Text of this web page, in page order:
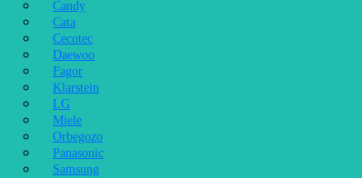
Candy
Cata
Cecotec
Daewoo
Fagor
Klarstein
LG
Miele
Orbegozo
Panasonic
Samsung